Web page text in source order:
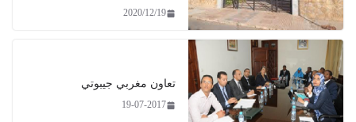
2020/12/19
تعاون مغربي جيبوتي
19-07-2017